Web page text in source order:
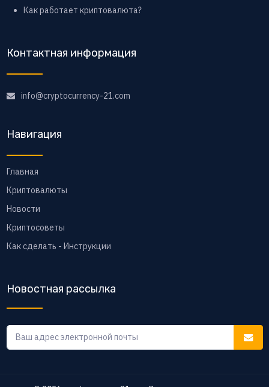
Как работает криптовалюта?
Контактная информация
info@cryptocurrency-21.com
Навигация
Главная
Криптовалюты
Новости
Криптосоветы
Как сделать - Инструкции
Новостная рассылка